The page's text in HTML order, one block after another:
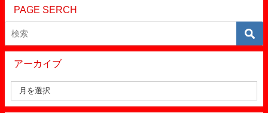
PAGE SERCH
アーカイブ